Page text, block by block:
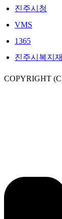
진주시청
VMS
1365
진주시복지
COPYRIGHT